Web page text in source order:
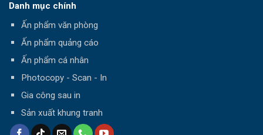
Danh mục chính
Ấn phẩm văn phòng
Ấn phẩm quảng cáo
Ấn phẩm cá nhân
Photocopy - Scan - In
Gia công sau in
Sản xuất khung tranh